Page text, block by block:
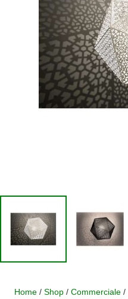
Home / Shop / Commerciale /